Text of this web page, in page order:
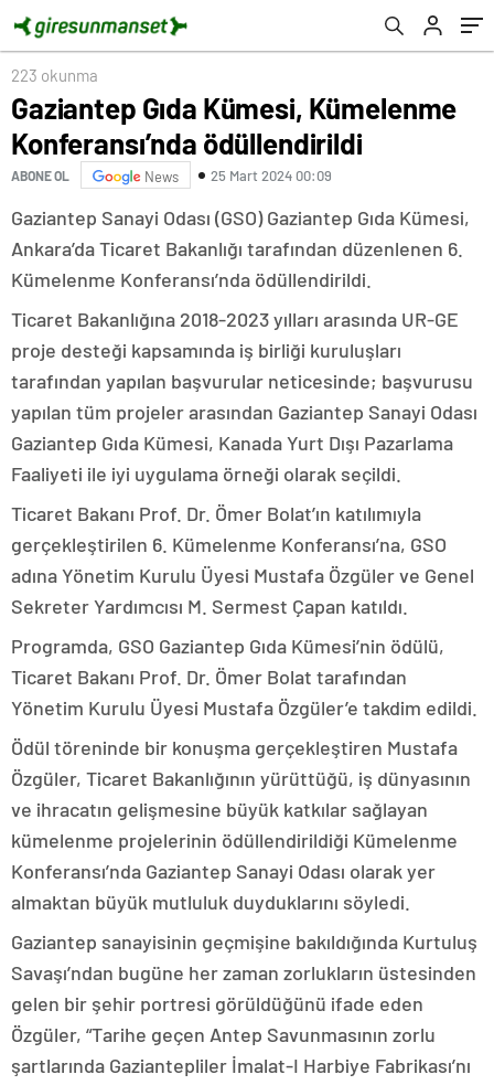
223 okunma
Gaziantep Gıda Kümesi, Kümelenme
Konferansı’nda ödüllendirildi
ABONE OL News 25 Mart 2024 00:09
Gaziantep Sanayi Odası (GSO) Gaziantep Gıda Kümesi,
Ankara’da Ticaret Bakanlığı tarafından düzenlenen 6.
Kümelenme Konferansı’nda ödüllendirildi.
Ticaret Bakanlığına 2018-2023 yılları arasında UR-GE
proje desteği kapsamında iş birliği kuruluşları
tarafından yapılan başvurular neticesinde; başvurusu
yapılan tüm projeler arasından Gaziantep Sanayi Odası
Gaziantep Gıda Kümesi, Kanada Yurt Dışı Pazarlama
Faaliyeti ile iyi uygulama örneği olarak seçildi.
Ticaret Bakanı Prof. Dr. Ömer Bolat’ın katılımıyla
gerçekleştirilen 6. Kümelenme Konferansı’na, GSO
adına Yönetim Kurulu Üyesi Mustafa Özgüler ve Genel
Sekreter Yardımcısı M. Sermest Çapan katıldı.
Programda, GSO Gaziantep Gıda Kümesi’nin ödülü,
Ticaret Bakanı Prof. Dr. Ömer Bolat tarafından
Yönetim Kurulu Üyesi Mustafa Özgüler’e takdim edildi.
Ödül töreninde bir konuşma gerçekleştiren Mustafa
Özgüler, Ticaret Bakanlığının yürüttüğü, iş dünyasının
ve ihracatın gelişmesine büyük katkılar sağlayan
kümelenme projelerinin ödüllendirildiği Kümelenme
Konferansı’nda Gaziantep Sanayi Odası olarak yer
almaktan büyük mutluluk duyduklarını söyledi.
Gaziantep sanayisinin geçmişine bakıldığında Kurtuluş
Savaşı’ndan bugüne her zaman zorlukların üstesinden
gelen bir şehir portresi görüldüğünü ifade eden
Özgüler, “Tarihe geçen Antep Savunmasının zorlu
şartlarında Gaziantepliler İmalat-I Harbiye Fabrikası’nı